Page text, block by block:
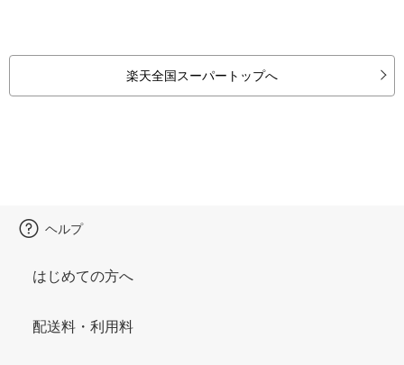
楽天全国スーパートップへ
ヘルプ
はじめての方へ
配送料・利用料